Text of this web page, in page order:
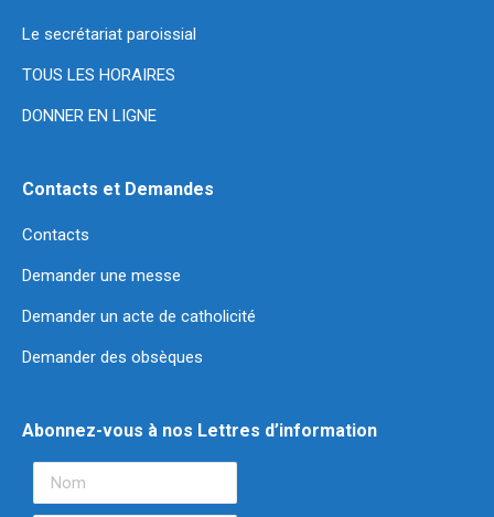
Le secrétariat paroissial
TOUS LES HORAIRES
DONNER EN LIGNE
Contacts et Demandes
Contacts
Demander une messe
Demander un acte de catholicité
Demander des obsèques
Abonnez-vous à nos Lettres d’information